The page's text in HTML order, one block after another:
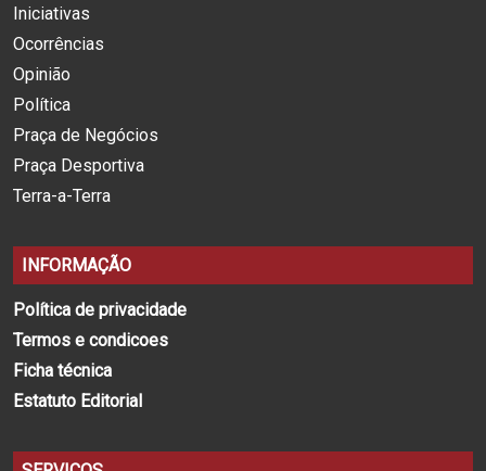
Iniciativas
Ocorrências
Opinião
Política
Praça de Negócios
Praça Desportiva
Terra-a-Terra
INFORMAÇÃO
Política de privacidade
Termos e condicoes
Ficha técnica
Estatuto Editorial